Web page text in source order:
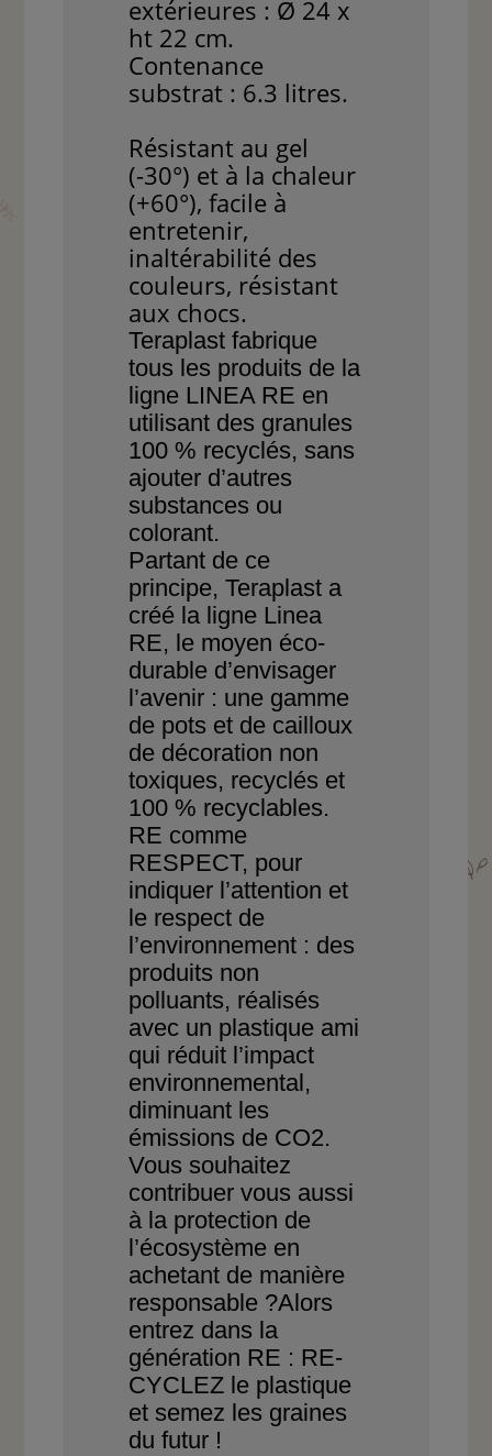
extérieures : Ø 24 x
ht 22 cm.
Contenance
substrat : 6.3 litres.
Résistant au gel
(-30°) et à la chaleur
(+60°), facile à
entretenir,
inaltérabilité des
couleurs, résistant
aux chocs.
Teraplast fabrique
tous les produits de la
ligne LINEA RE en
utilisant des granules
100 % recyclés, sans
ajouter d’autres
substances ou
colorant.
Partant de ce
principe, Teraplast a
créé la ligne Linea
RE, le moyen éco-
durable d’envisager
l’avenir : une gamme
de pots et de cailloux
de décoration non
toxiques, recyclés et
100 % recyclables.
RE comme
RESPECT, pour
indiquer l’attention et
le respect de
l’environnement : des
produits non
polluants, réalisés
avec un plastique ami
qui réduit l’impact
environnemental,
diminuant les
émissions de CO2.
Vous souhaitez
contribuer vous aussi
à la protection de
l’écosystème en
achetant de manière
responsable ?Alors
entrez dans la
génération RE : RE-
CYCLEZ le plastique
et semez les graines
du futur !